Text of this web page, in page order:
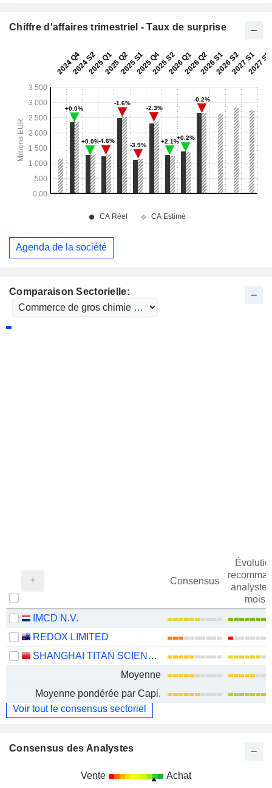
Comparaison Sectorielle:
Consensus
mois
IMCD N.V.
REDOX LIMITED
SHANGHAI TITAN SCIENTIFIC CO., LTD.
Moyenne
Moyenne pondérée par Capi.
Voir tout le consensus sectoriel
Consensus des Analystes
Vente Achat
Chiffre d'affaires trimestriel - Taux de surprise
Agenda de la société